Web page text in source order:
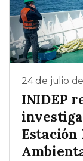
24 de julio
INIDEP
Estación